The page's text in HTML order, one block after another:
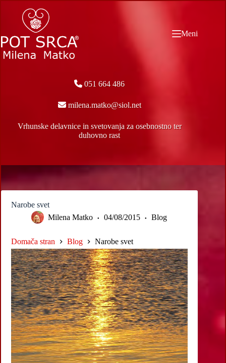
content
Meni
051 664 486
milena.matko@siol.net
Vrhunske delavnice in svetovanja za osebnostno ter
duhovno rast
Narobe svet
Milena Matko
04/08/2015 Blog
Domača stran Blog Narobe svet